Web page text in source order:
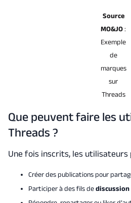
Source
MO&JO:
Exemple
de
marques
sur
Threads
Que peuvent faire les
Threads ?
Une fois inscrits, les utilisateurs
Créer des publications pour
Participer à des fils dediscussion